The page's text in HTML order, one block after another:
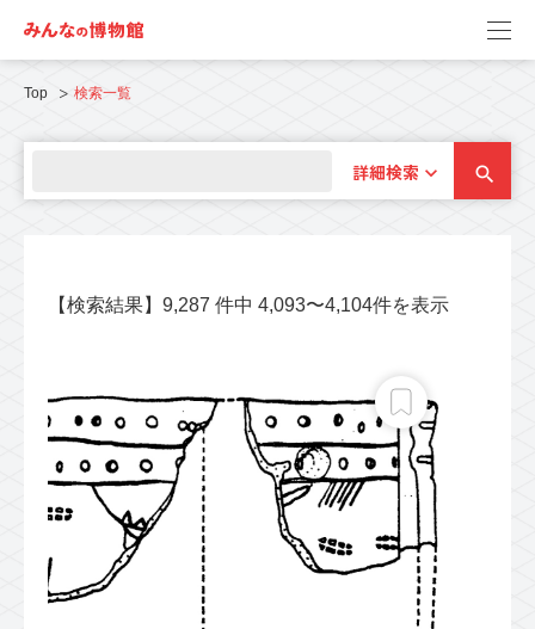
Top 検索一覧
詳細検索
【検索結果】9,287 件中 4,093〜4,104件を表示